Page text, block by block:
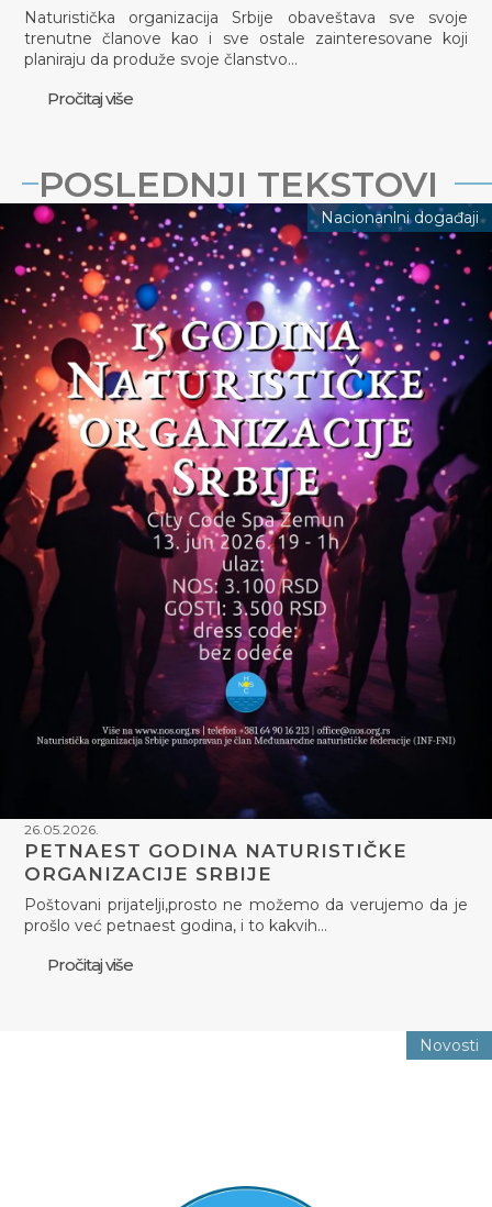
Naturistička organizacija Srbije obaveštava sve svoje
trenutne članove kao i sve ostale zainteresovane koji
planiraju da produže svoje članstvo…
Pročitaj više
POSLEDNJI TEKSTOVI
Nacionanlni događaji
26.05.2026.
PETNAEST GODINA NATURISTIČKE
ORGANIZACIJE SRBIJE
Poštovani prijatelji,prosto ne možemo da verujemo da je
prošlo već petnaest godina, i to kakvih…
Pročitaj više
Novosti